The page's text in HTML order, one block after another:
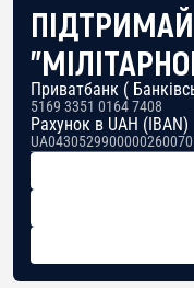
Приватбанк (
5169 3351 0164 7408
Рахунок в UAH (IBAN)